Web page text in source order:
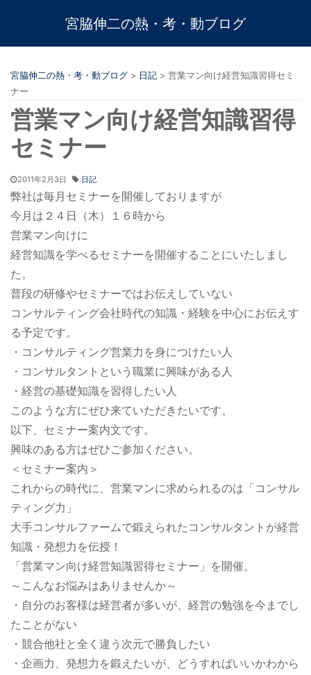
宮脇伸二の熱・考・動ブログ
宮脇伸二の熱・考・動ブログ > 日記 > 営業マン向け経営知識習得セミ
ナー
営業マン向け経営知識習得
セミナー
2011年2月3日 :日記
弊社は毎月セミナーを開催しておりますが
今月は２４日（木）１６時から
営業マン向けに
経営知識を学べるセミナーを開催することにいたしまし
た。
普段の研修やセミナーではお伝えしていない
コンサルティング会社時代の知識・経験を中心にお伝えす
る予定です。
・コンサルティング営業力を身につけたい人
・コンサルタントという職業に興味がある人
・経営の基礎知識を習得したい人
このような方にぜひ来ていただきたいです。
以下、セミナー案内文です。
興味のある方はぜひご参加ください。
＜セミナー案内＞
これからの時代に、営業マンに求められるのは「コンサル
ティング力」
大手コンサルファームで鍛えられたコンサルタントが経営
知識・発想力を伝授！
「営業マン向け経営知識習得セミナー」を開催。
～こんなお悩みはありませんか～
・自分のお客様は経営者が多いが、経営の勉強を今までし
たことがない
・競合他社と全く違う次元で勝負したい
・企画力、発想力を鍛えたいが、どうすればいいかわから